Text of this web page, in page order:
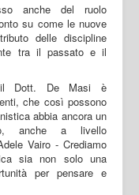
anche del ruolo
su come le nuove
delle discipline
tra il passato e il
il Dott. De Masi è
che così possono
abbia ancora un
anche a livello
Vairo - Crediamo
sia non solo una
per pensare e